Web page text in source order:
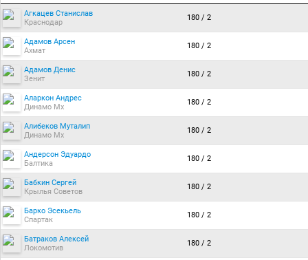
Агкацев Станислав
Краснодар
180 / 2
Адамов Арсен
Ахмат
180 / 2
Адамов Денис
Зенит
180 / 2
Аларкон Андрес
Динамо Мх
180 / 2
Алибеков Муталип
Динамо Мх
180 / 2
Андерсон Эдуардо
Балтика
180 / 2
Бабкин Сергей
Крылья Советов
180 / 2
Барко Эсекьель
Спартак
180 / 2
Батраков Алексей
Локомотив
180 / 2